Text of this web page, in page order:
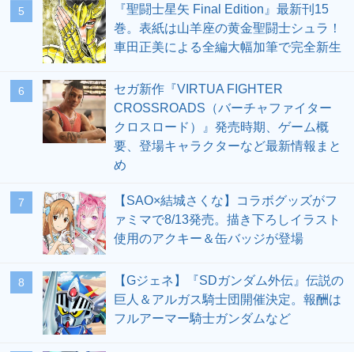
5
『聖闘士星矢 Final Edition』最新刊15
巻。表紙は山羊座の黄金聖闘士シュラ！
車田正美による全編大幅加筆で完全新生
6
セガ新作『VIRTUA FIGHTER
CROSSROADS（バーチャファイター
クロスロード）』発売時期、ゲーム概
要、登場キャラクターなど最新情報まと
め
7
【SAO×結城さくな】コラボグッズがフ
ァミマで8/13発売。描き下ろしイラスト
使用のアクキー＆缶バッジが登場
8
【Gジェネ】『SDガンダム外伝』伝説の
巨人＆アルガス騎士団開催決定。報酬は
フルアーマー騎士ガンダムなど